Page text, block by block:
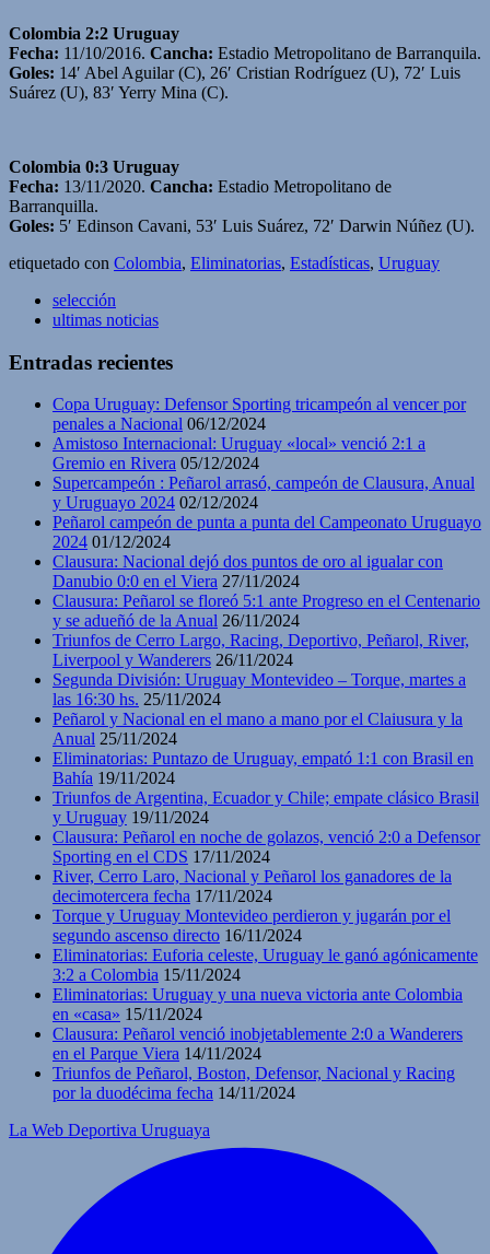
Colombia 2:2 Uruguay
Fecha: 11/10/2016. Cancha: Estadio Metropolitano de Barranquila.
Goles: 14′ Abel Aguilar (C), 26′ Cristian Rodríguez (U), 72′ Luis
Suárez (U), 83′ Yerry Mina (C).
Colombia 0:3 Uruguay
Fecha: 13/11/2020. Cancha: Estadio Metropolitano de
Barranquilla.
Goles: 5′ Edinson Cavani, 53′ Luis Suárez, 72′ Darwin Núñez (U).
etiquetado con Colombia, Eliminatorias, Estadísticas, Uruguay
selección
ultimas noticias
Entradas recientes
Copa Uruguay: Defensor Sporting tricampeón al vencer por
penales a Nacional 06/12/2024
Amistoso Internacional: Uruguay «local» venció 2:1 a
Gremio en Rivera 05/12/2024
Supercampeón : Peñarol arrasó, campeón de Clausura, Anual
y Uruguayo 2024 02/12/2024
Peñarol campeón de punta a punta del Campeonato Uruguayo
2024 01/12/2024
Clausura: Nacional dejó dos puntos de oro al igualar con
Danubio 0:0 en el Viera 27/11/2024
Clausura: Peñarol se floreó 5:1 ante Progreso en el Centenario
y se adueñó de la Anual 26/11/2024
Triunfos de Cerro Largo, Racing, Deportivo, Peñarol, River,
Liverpool y Wanderers 26/11/2024
Segunda División: Uruguay Montevideo – Torque, martes a
las 16:30 hs. 25/11/2024
Peñarol y Nacional en el mano a mano por el Claiusura y la
Anual 25/11/2024
Eliminatorias: Puntazo de Uruguay, empató 1:1 con Brasil en
Bahía 19/11/2024
Triunfos de Argentina, Ecuador y Chile; empate clásico Brasil
y Uruguay 19/11/2024
Clausura: Peñarol en noche de golazos, venció 2:0 a Defensor
Sporting en el CDS 17/11/2024
River, Cerro Laro, Nacional y Peñarol los ganadores de la
decimotercera fecha 17/11/2024
Torque y Uruguay Montevideo perdieron y jugarán por el
segundo ascenso directo 16/11/2024
Eliminatorias: Euforia celeste, Uruguay le ganó agónicamente
3:2 a Colombia 15/11/2024
Eliminatorias: Uruguay y una nueva victoria ante Colombia
en «casa» 15/11/2024
Clausura: Peñarol venció inobjetablemente 2:0 a Wanderers
en el Parque Viera 14/11/2024
Triunfos de Peñarol, Boston, Defensor, Nacional y Racing
por la duodécima fecha 14/11/2024
La Web Deportiva Uruguaya